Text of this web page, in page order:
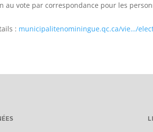
au vote par correspondance pour les
: municipalitenominingue.qc.ca/vie…/